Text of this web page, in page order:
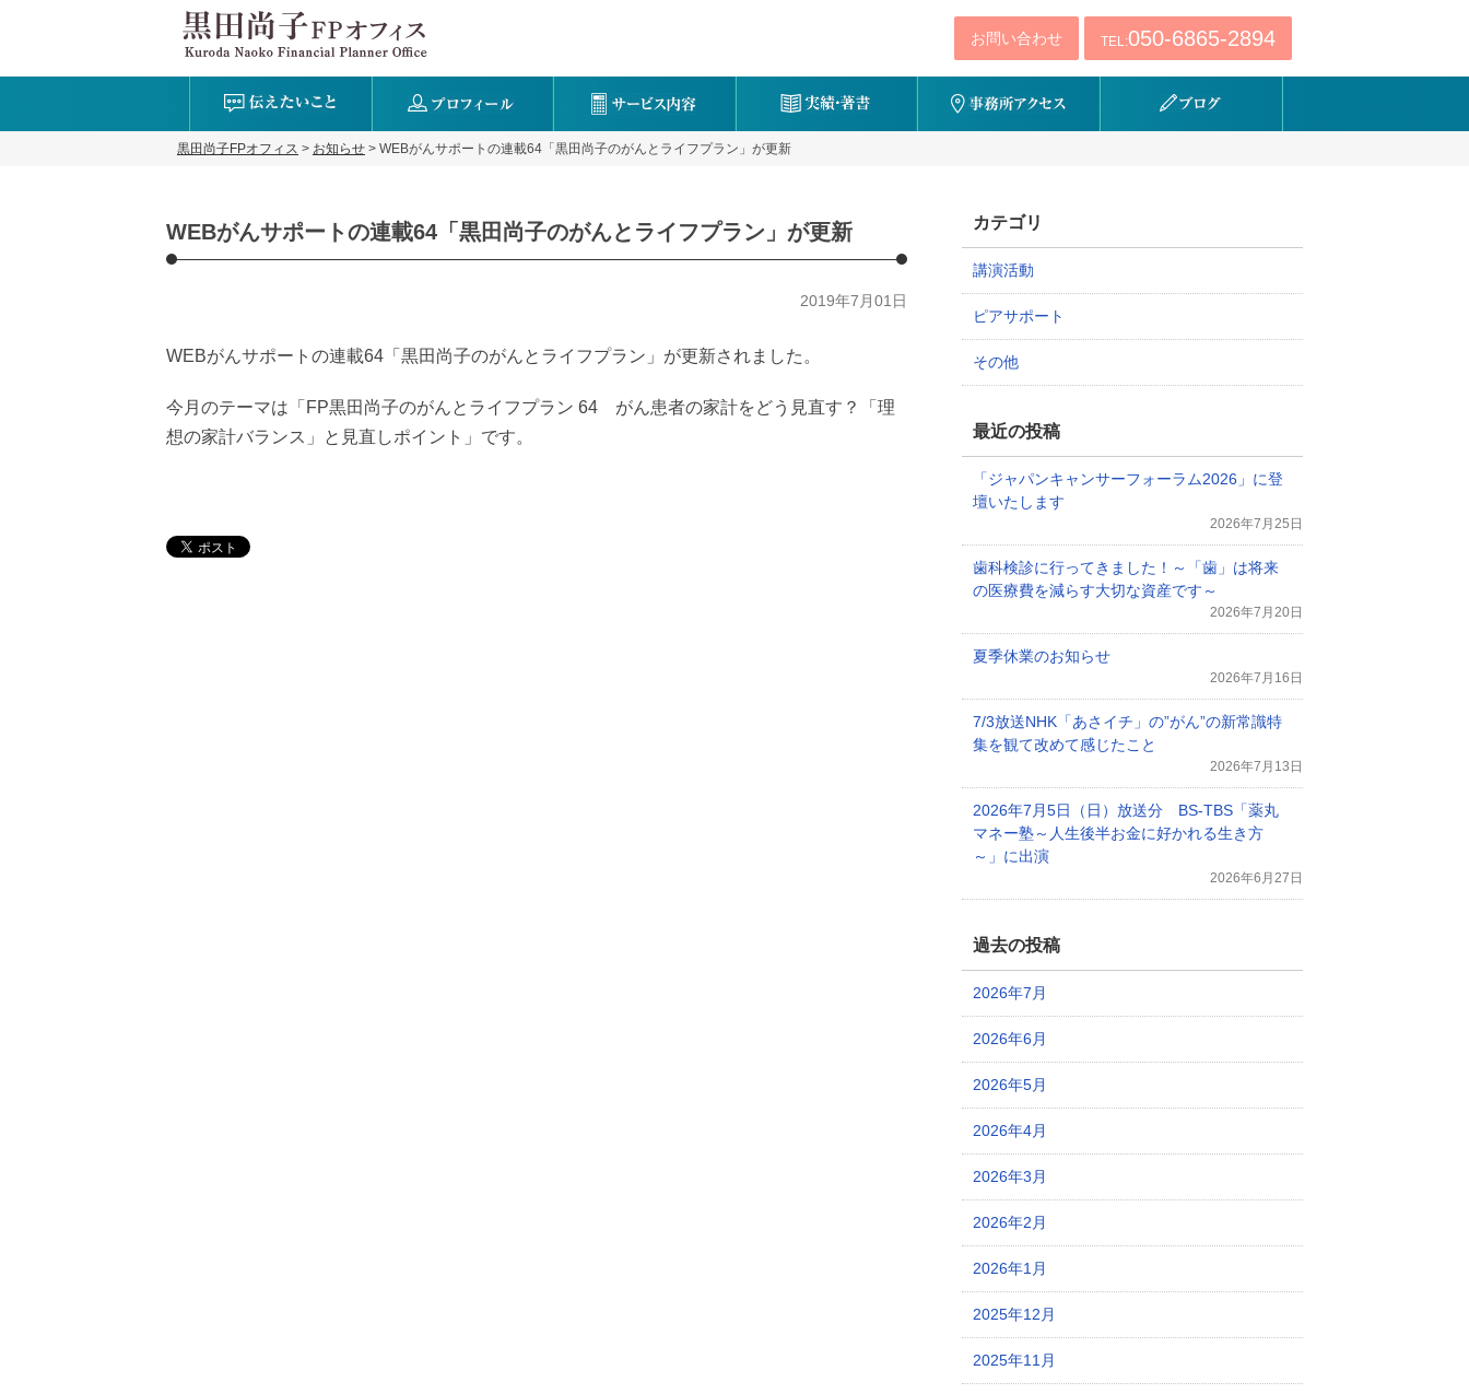
TEL:050-6865-2894
お問い合わせ
黒田尚子FPオフィス > お知らせ > WEBがんサポートの連載64「黒田尚子のがんとライフプラン」が更新
WEBがんサポートの連載64「黒田尚子のがんとライフプラン」が更新
2019年7月01日
WEBがんサポートの連載64「黒田尚子のがんとライフプラン」が更新されました。
今月のテーマは「FP黒田尚子のがんとライフプラン 64 がん患者の家計をどう見直す？「理
想の家計バランス」と見直しポイント」です。
カテゴリ
講演活動
ピアサポート
その他
最近の投稿
「ジャパンキャンサーフォーラム2026」に登
壇いたします
2026年7月25日
歯科検診に行ってきました！～「歯」は将来
の医療費を減らす大切な資産です～
2026年7月20日
夏季休業のお知らせ
2026年7月16日
7/3放送NHK「あさイチ」の”がん”の新常識特
集を観て改めて感じたこと
2026年7月13日
2026年7月5日（日）放送分 BS-TBS「薬丸
マネー塾～人生後半お金に好かれる生き方
～」に出演
2026年6月27日
過去の投稿
2026年7月
2026年6月
2026年5月
2026年4月
2026年3月
2026年2月
2026年1月
2025年12月
2025年11月